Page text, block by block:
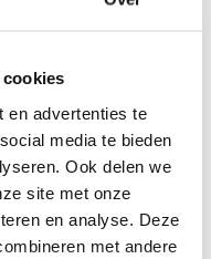
en advertenties te
media te bieden
Ook delen we
site met onze
en analyse. Deze
met andere